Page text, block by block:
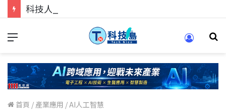
科技人找工作，就到TECH+ 科技專區!
首頁 / 產業應用 /AI人工智慧